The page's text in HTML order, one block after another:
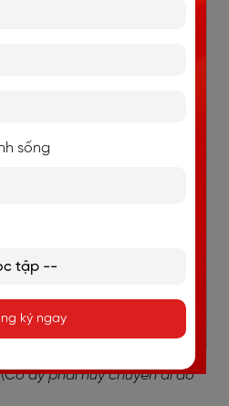
đề về sức khỏe.
đứng giữa câu
ở giữa câu, nó đóng vai trò bổ
career
work. (Anh ấy thành công
sự kiên trì và chăm chỉ.
Cô ấy phải hủy chuyến đi do
sống
ký ngay